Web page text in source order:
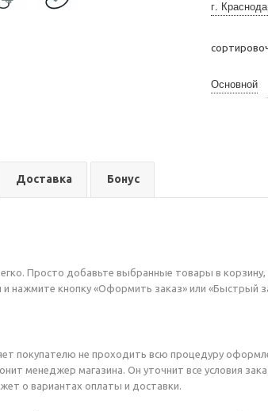
г.
Основной
Доставка Бонус
Просто добавьте выбранные товары в корзину,
и нажмите кнопку «Оформить заказ» или «Быстрый
покупателю не проходить всю процедуру
менеджер магазина. Он уточнит все условия
о вариантах оплаты и доставки.